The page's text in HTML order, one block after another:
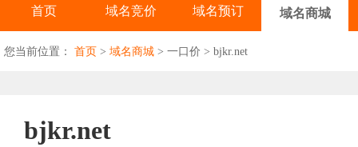
首页 域名竞价 域名预订 域名商城
您当前位置： 首页 > 域名商城 > 一口价 > bjkr.net
bjkr.net